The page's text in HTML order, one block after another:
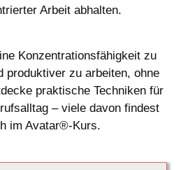
Arbeit abhalten.
Konzentrationsfähigkeit zu
produktiver zu arbeiten, ohne
praktische Techniken für
– viele davon findest
im Avatar®-Kurs.